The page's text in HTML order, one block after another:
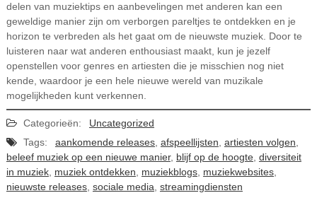
delen van muziektips en aanbevelingen met anderen kan een
geweldige manier zijn om verborgen pareltjes te ontdekken en je
horizon te verbreden als het gaat om de nieuwste muziek. Door te
luisteren naar wat anderen enthousiast maakt, kun je jezelf
openstellen voor genres en artiesten die je misschien nog niet
kende, waardoor je een hele nieuwe wereld van muzikale
mogelijkheden kunt verkennen.
Categorieën:
Uncategorized
Tags:
aankomende releases, afspeellijsten artiesten volgen
beleef muziek op een nieuwe manier, blijf op de hoogte, diversiteit
in muziek, muziek ontdekken muziekblogs, muziekwebsites,
nieuwste releases, sociale media streamingdiensten